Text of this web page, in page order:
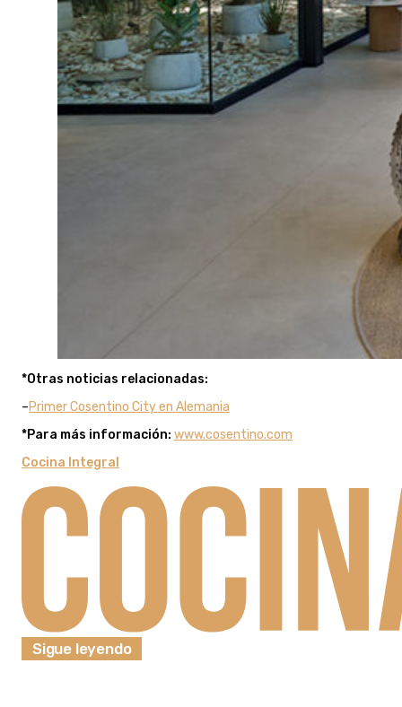
*Otras noticias relacionadas:
–Primer Cosentino City en Alemania
*Para más información: www.cosentino.com
Cocina Integral
Sigue leyendo